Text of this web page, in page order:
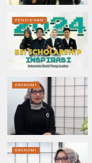
PENDIDIKAN
EKONOMI
EKONOMI